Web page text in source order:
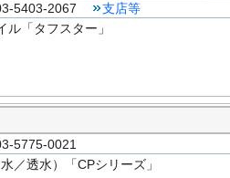
5403-2067
支店等
「タフスター」
5775-0021
／透水）「CPシリーズ」